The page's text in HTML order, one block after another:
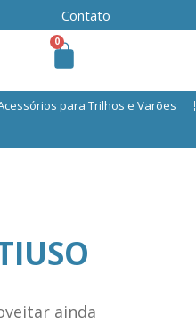
Contato
0
para Trilhos e Varões
ainda